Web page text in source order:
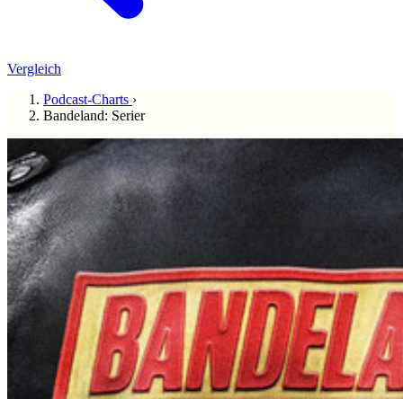
Vergleich
Podcast-Charts ›
Bandeland: Serier